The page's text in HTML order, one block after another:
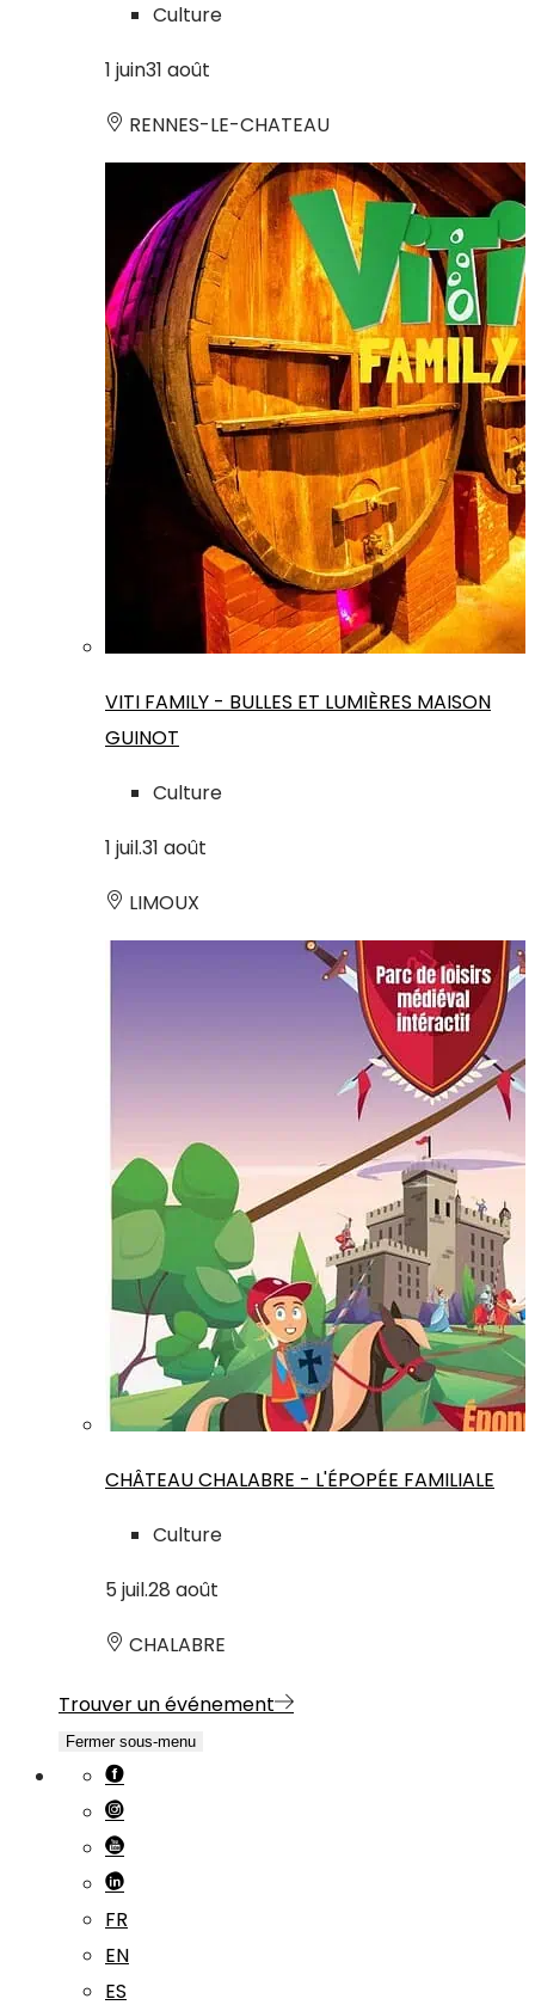
Culture
1 juin31 août
RENNES-LE-CHATEAU
VITI FAMILY - BULLES ET LUMIÈRES MAISON
GUINOT
Culture
1 juil.31 août
LIMOUX
CHÂTEAU CHALABRE - L'ÉPOPÉE FAMILIALE
Culture
5 juil.28 août
CHALABRE
Trouver un événement
Fermer sous-menu
FR
EN
ES